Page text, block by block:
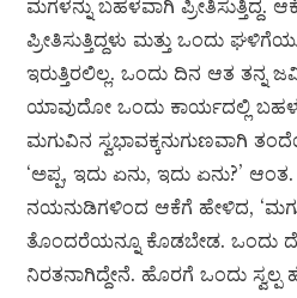
ಮಗಳನ್ನು ಬಹಳವಾಗಿ
ಪ್ರೀತಿಸುತ್ತಿದ್ದಳು ಮತ್ತು ಒಂದು
ಇರುತ್ತಿರಲಿಲ್ಲ. ಒಂದು ದಿನ ಆತ ತನ್ನ
ಯಾವುದೋ ಒಂದು ಕಾರ್ಯದಲ್ಲಿ ಬಹಳ
ಮಗುವಿನ ಸ್ವಭಾವಕ್ಕನುಗುಣವಾಗಿ
‘ಅಪ್ಪ, ಇದು ಏನು, ಇದು ಏನು?’ ಆಂತ.
ನಯನುಡಿಗಳಿಂದ ಆಕೆಗೆ ಹೇಳಿದ,
ತೊಂದರೆಯನ್ನೂ ಕೊಡಬೇಡ. ಒಂದು
ನಿರತನಾಗಿದ್ದೇನೆ. ಹೊರಗೆ ಒಂದು ಸ್ವಲ್ಪ